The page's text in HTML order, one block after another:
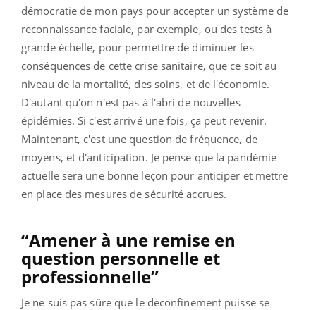
démocratie de mon pays pour accepter un système de
reconnaissance faciale, par exemple, ou des tests à
grande échelle, pour permettre de diminuer les
conséquences de cette crise sanitaire, que ce soit au
niveau de la mortalité, des soins, et de l'économie.
D'autant qu'on n'est pas à l'abri de nouvelles
épidémies. Si c'est arrivé une fois, ça peut revenir.
Maintenant, c'est une question de fréquence, de
moyens, et d'anticipation. Je pense que la pandémie
actuelle sera une bonne leçon pour anticiper et mettre
en place des mesures de sécurité accrues.
“Amener à une remise en
question personnelle et
professionnelle”
Je ne suis pas sûre que le déconfinement puisse se